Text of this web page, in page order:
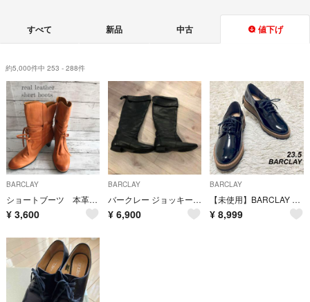
すべて 新品 中古 値下げ
約5,000件中 253 - 288件
BARCLAY
ショートブーツ 本革 2way リボン リアルレザー
¥ 3,600
BARCLAY
バークレー ジョッキーブーツ
¥ 6,900
BARCLAY
【未使用】BARCLAY レザーシューズ 本革 エナメル 黒 23.5
¥ 8,999